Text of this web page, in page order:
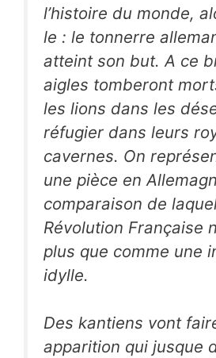
l’histoire du monde,
le : le tonnerre
atteint son but. A ce
aigles tomberont
les lions dans les
réfugier dans leurs
cavernes. On
une pièce en
comparaison de
Révolution Française
plus que comme une
idylle.
Des kantiens vont
apparition qui jusque